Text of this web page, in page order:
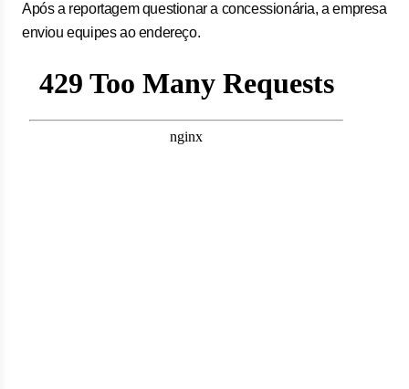
Após a reportagem questionar a concessionária, a empresa
enviou equipes ao endereço.